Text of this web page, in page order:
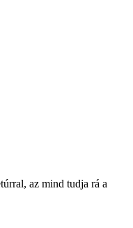
az mind tudja rá a